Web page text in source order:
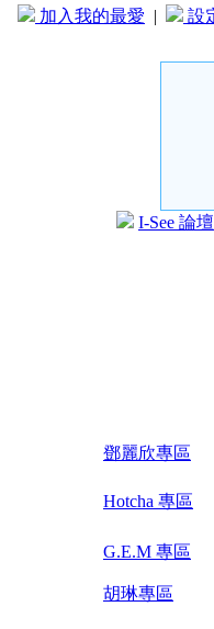
加入我的最愛 | 設
I-See 論壇
鄧麗欣專區
Hotcha 專區
G.E.M 專區
胡琳專區